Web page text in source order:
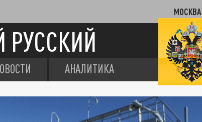
МОСКВА
РУССКИЙ
АНАЛИТИКА